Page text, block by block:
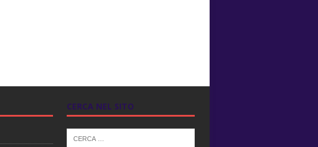
CERCA NEL SITO